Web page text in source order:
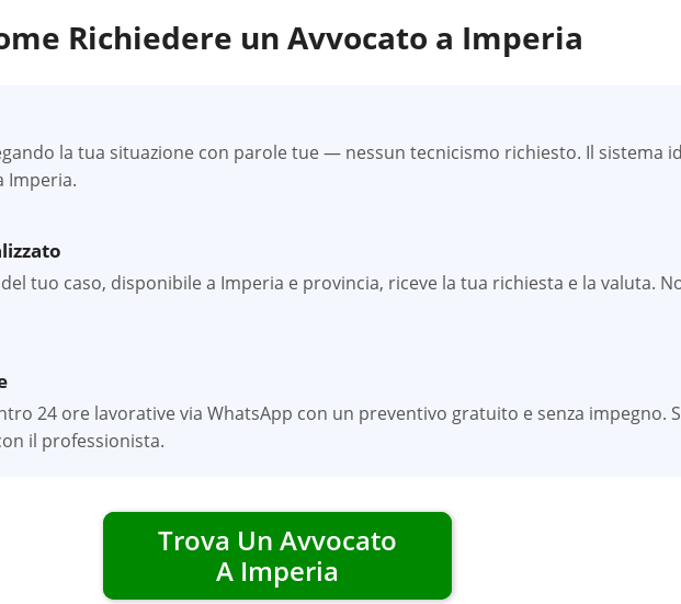
Richiedere un Avvocato a Imperia
la tua situazione con parole tue — nessun tecnicismo richiesto. Il sistema
Imperia.
tuo caso, disponibile a Imperia e provincia, riceve la tua richiesta e la valuta.
24 ore lavorative via WhatsApp con un preventivo gratuito e senza impegno.
il professionista.
Trova Un Avvocato
A Imperia